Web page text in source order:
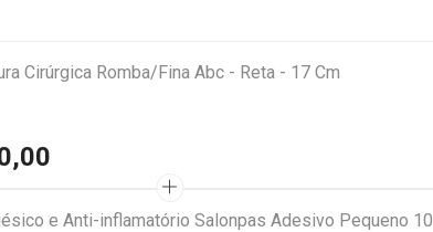
Cirúrgica Romba/Fina Abc - Reta - 17 Cm
e Anti-inflamatório Salonpas Adesivo Pequeno 10